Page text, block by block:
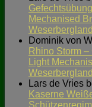
Mechanised
Dominik von
Rhino Storm
Light
Lars de Vries
Kaserne